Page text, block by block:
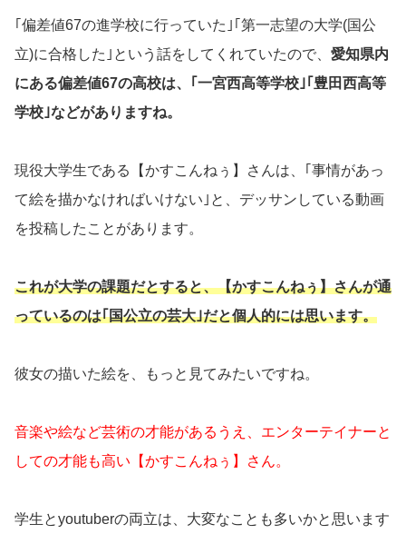
｢偏差値67の進学校に行っていた｣｢第一志望の大学(国公
立)に合格した｣という話をしてくれていたので、 愛知県内
にある偏差値67の高校は、｢一宮西高等学校｣｢豊田西高等
学校｣などがありますね。
現役大学生である【かすこんねぅ】さんは、｢事情があっ
て絵を描かなければいけない｣と、デッサンしている動画
を投稿したことがあります。
これが大学の課題だとすると、【かすこんねぅ】さんが通
っているのは｢国公立の芸大｣だと個人的には思います。
彼女の描いた絵を、もっと見てみたいですね。
音楽や絵など芸術の才能があるうえ、エンターテイナーと
しての才能も高い【かすこんねぅ】さん。
学生とyoutuberの両立は、大変なことも多いかと思います